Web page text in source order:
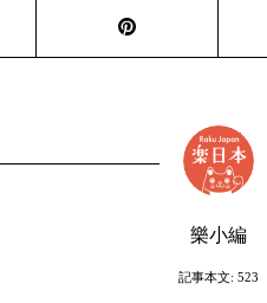
樂小編
記事本文: 523